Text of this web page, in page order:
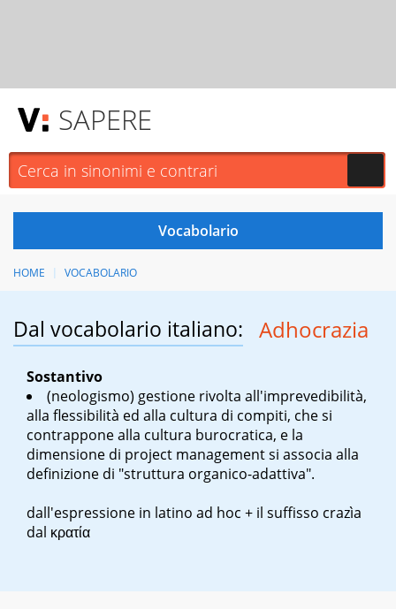
SAPERE
HOME VOCABOLARIO
Dal vocabolario italiano: Adhocrazia
Sostantivo
(neologismo) gestione rivolta all'imprevedibilità,
alla flessibilità ed alla cultura di compiti, che si
contrappone alla cultura burocratica, e la
dimensione di project management si associa alla
definizione di "struttura organico-adattiva".
dall'espressione in latino ad hoc + il suffisso crazìa
dal κρατία